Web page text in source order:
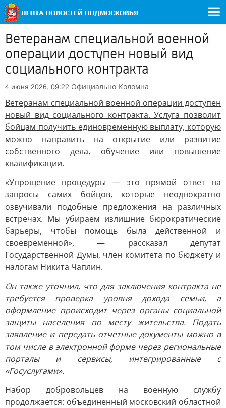
Ветеранам специальной военной
операции доступен новый вид
социального контракта
4 июня 2026, 09:22 Официально Коломна
Ветеранам специальной военной операции доступен
новый вид социального контракта. Услуга позволит
бойцам получить единовременную выплату, которую
можно направить на открытие или развитие
собственного дела, обучение или повышение
квалификации.
«Упрощение процедуры — это прямой ответ на
запросы самих бойцов, которые неоднократно
озвучивали подобные предложения на различных
встречах. Мы убираем излишние бюрократические
барьеры, чтобы помощь была действенной и
своевременной», — рассказал депутат
Государственной Думы, член комитета по бюджету и
налогам Никита Чаплин.
Он также уточнил, что для заключения контракта не
требуется проверка уровня дохода семьи, а
оформление происходит через органы социальной
защиты населения по месту жительства. Подать
заявление и передать отчетные документы можно в
том числе в электронной форме через региональные
порталы и сервисы, интегрированные с
«Госуслугами».
Набор добровольцев на военную службу
продолжается: объединенный московский областной